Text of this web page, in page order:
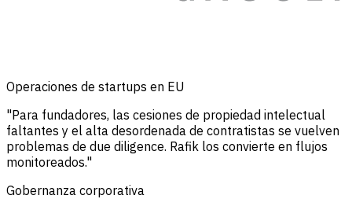
Operaciones de startups en EU
"Para fundadores, las cesiones de propiedad intelectual
faltantes y el alta desordenada de contratistas se vuelven
problemas de due diligence. Rafik los convierte en flujos
monitoreados."
Gobernanza corporativa